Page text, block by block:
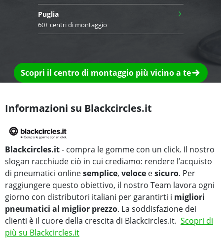
Puglia
60+ centri di montaggio
›
Scopri il centro di montaggio più vicino a te
Informazioni su Blackcircles.it
Blackcircles.it- compra le gomme con un click. Il nostro
slogan racchiude ciò in cui crediamo: rendere l’acquisto
di pneumatici onlinesemplice, veloce esicuro. Per
raggiungere questo obiettivo, il nostro Team lavora ogni
giorno con distributori italiani per garantirti i migliori
pneumatici al miglior prezzo. La soddisfazione dei
clienti è il cuore della crescita di Blackcircles.it. Scopri di
più su Blackcircles.it